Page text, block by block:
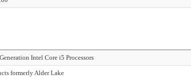
Intel Core i5 Processors
formerly Alder Lake